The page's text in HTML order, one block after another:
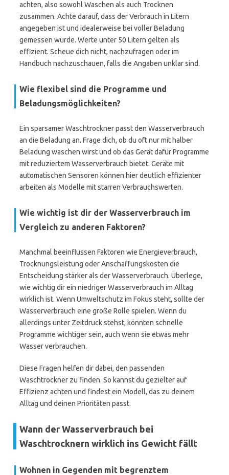
achten, also sowohl Waschen als auch Trocknen
zusammen. Achte darauf, dass der Verbrauch in Litern
angegeben ist und idealerweise bei voller Beladung
gemessen wurde. Werte unter 50 Litern gelten als
effizient. Scheue dich nicht, nachzufragen oder im
Handbuch nachzuschauen, falls die Angaben unklar sind.
Wie flexibel sind die Programme und
Beladungsmöglichkeiten?
Ein sparsamer Waschtrockner passt den Wasserverbrauch
an die Beladung an. Frage dich, ob du oft nur mit halber
Beladung waschen wirst und ob das Gerät dafür Programme
mit reduziertem Wasserverbrauch bietet. Geräte mit
automatischen Sensoren können hier deutlich effizienter
arbeiten als Modelle mit starren Verbrauchswerten.
Wie wichtig ist dir der Wasserverbrauch im
Vergleich zu anderen Faktoren?
Manchmal beeinflussen Faktoren wie Energieverbrauch,
Trocknungsleistung oder Anschaffungskosten die
Entscheidung stärker als der Wasserverbrauch. Überlege,
wie wichtig dir ein niedriger Wasserverbrauch im Alltag
wirklich ist. Wenn Umweltschutz im Fokus steht, sollte der
Wasserverbrauch eine große Rolle spielen. Wenn du
allerdings unter Zeitdruck stehst, könnten schnelle
Programme wichtiger sein, auch wenn sie etwas mehr
Wasser verbrauchen.
Diese Fragen helfen dir dabei, den passenden
Waschtrockner zu finden. So kannst du gezielter auf
Effizienz achten und findest ein Modell, das zu deinem
Alltag und deinen Prioritäten passt.
Wann der Wasserverbrauch bei
Waschtrocknern wirklich ins Gewicht fällt
Wohnen in Gegenden mit begrenztem